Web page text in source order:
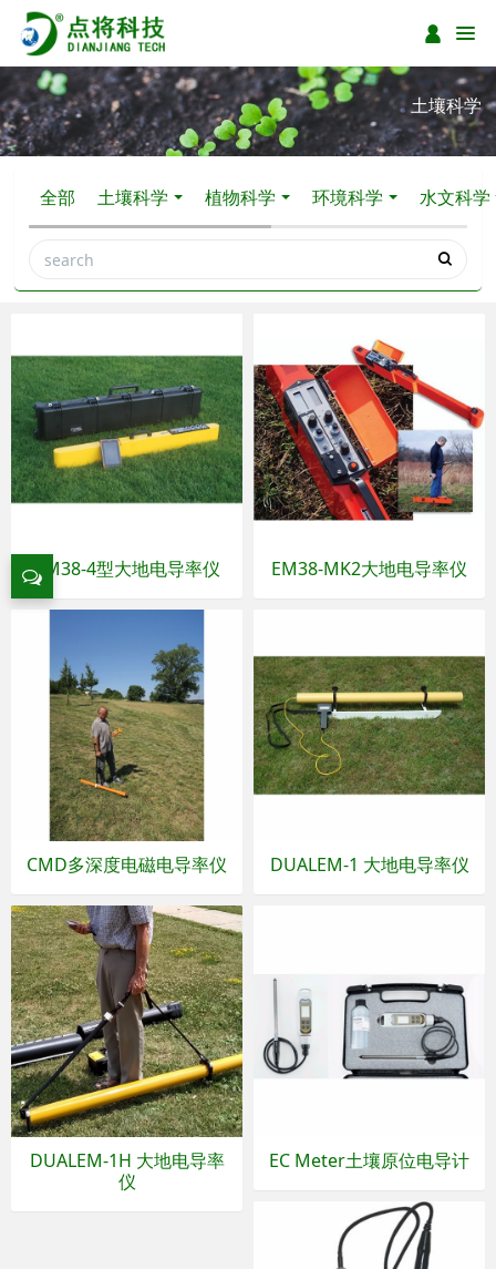
土壤科学
全部 土壤科学 植物科学 环境科学 水文科学
EM38-4型大地电导率仪 EM38-MK2大地电导率仪
CMD多深度电磁电导率仪 DUALEM-1 大地电导率仪
DUALEM-1H 大地电导率
仪
EC Meter土壤原位电导计